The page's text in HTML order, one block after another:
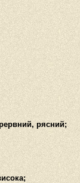
рясний;